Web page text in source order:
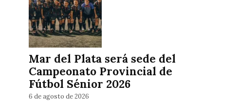
Mar del Plata será sede del
Campeonato Provincial de
Fútbol Sénior 2026
6 de agosto de 2026